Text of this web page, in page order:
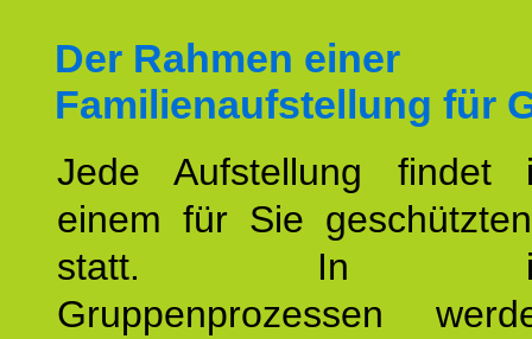
Der Rahmen einer
Familienaufstellung für
Jede Aufstellung findet
einem für Sie
statt. In
Gruppenprozessen